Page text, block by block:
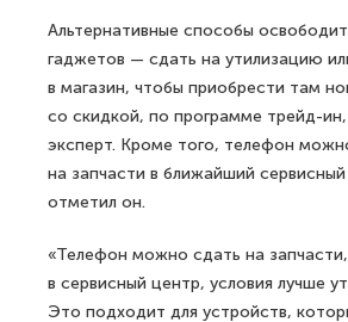
Альтернативные способы
гаджетов — сдать на утилизацию
в магазин, чтобы приобрести там
со скидкой, по программе трейд-
эксперт. Кроме того, телефон
на запчасти в ближайший
отметил он.
«Телефон можно сдать на
в сервисный центр, условия лучше
Это подходит для устройств,